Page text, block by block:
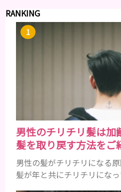
RANKING
男性のチリチリ髪は加
髪を取り戻す方法をご
男性の髪がチリチリになる
髪が年と共にチリチリにな